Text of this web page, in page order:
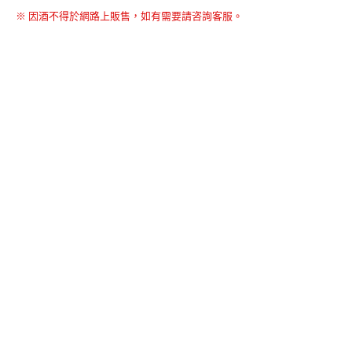
※ 因酒不得於網路上販售，如有需要請咨詢客服。